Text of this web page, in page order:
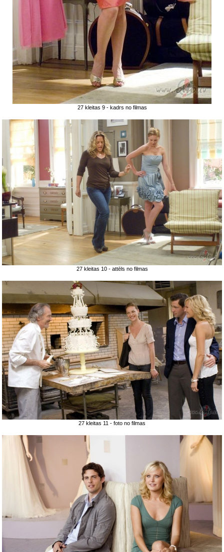
27 kleitas 9 - kadrs no filmas
27 kleitas 10 - attēls no filmas
27 kleitas 11 - foto no filmas